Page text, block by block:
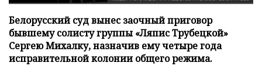
Белорусский суд вынес заочный приговор
бывшему солисту группы «Ляпис Трубецкой»
Сергею Михалку, назначив ему четыре года
исправительной колонии общего режима.